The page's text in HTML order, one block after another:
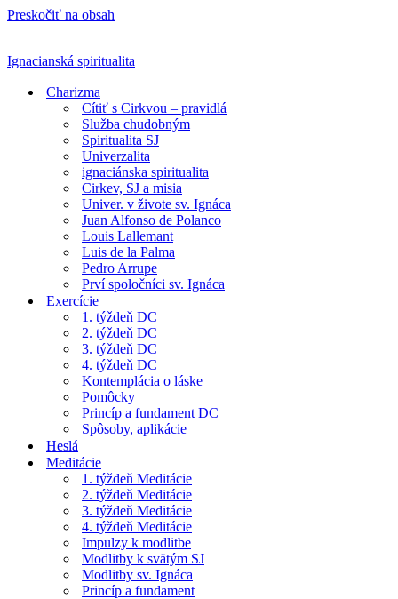
Preskočiť na obsah
Ignacianská spiritualita
Charizma
Cítiť s Cirkvou – pravidlá
Služba chudobným
Spiritualita SJ
Univerzalita
ignaciánska spiritualita
Cirkev, SJ a misia
Univer. v živote sv. Ignáca
Juan Alfonso de Polanco
Louis Lallemant
Luis de la Palma
Pedro Arrupe
Prví spoločníci sv. Ignáca
Exercície
1. týždeň DC
2. týždeň DC
3. týždeň DC
4. týždeň DC
Kontemplácia o láske
Pomôcky
Princíp a fundament DC
Spôsoby, aplikácie
Heslá
Meditácie
1. týždeň Meditácie
2. týždeň Meditácie
3. týždeň Meditácie
4. týždeň Meditácie
Impulzy k modlitbe
Modlitby k svätým SJ
Modlitby sv. Ignáca
Princíp a fundament